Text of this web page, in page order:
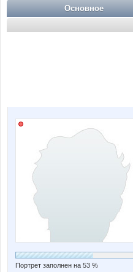
Основное
Портрет заполнен на 53 %